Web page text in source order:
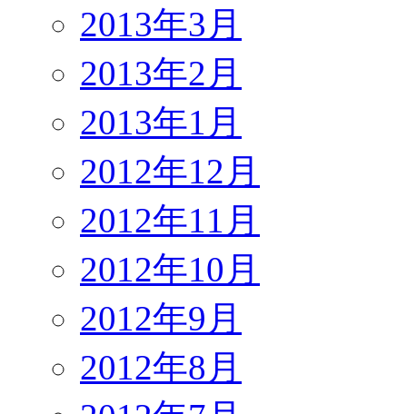
2013年3月
2013年2月
2013年1月
2012年12月
2012年11月
2012年10月
2012年9月
2012年8月